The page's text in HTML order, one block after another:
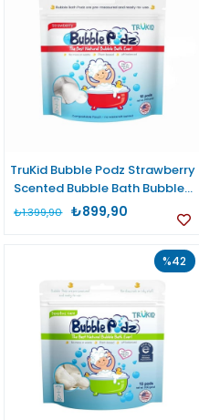
TruKid Bubble Podz Strawberry
Scented Bubble Bath Bubbles
for All 10 Adet
₺899,90
₺1.399,90
%42